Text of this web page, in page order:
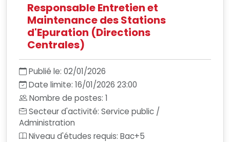
Responsable Entretien et
Maintenance des Stations
d'Epuration (Directions
Centrales)
Publié le: 02/01/2026
Date limite: 16/01/2026 23:00
Nombre de postes: 1
Secteur d'activité: Service public /
Administration
Niveau d'études requis: Bac+5